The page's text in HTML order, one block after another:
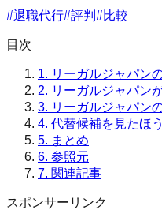
#退職代行#評判 #比較
目次
1. リーガルジャパン
2. リーガルジャパン
3. リーガルジャパン
4. 代替候補を見たほ
5. まとめ
6. 参照元
7. 関連記事
スポンサーリンク